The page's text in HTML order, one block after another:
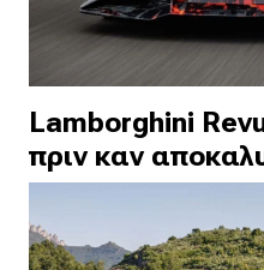
Lamborghini
πριν καν